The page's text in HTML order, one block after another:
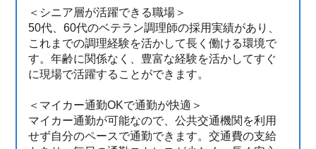
＜シニア層が活躍できる職場＞
50代、60代のベテラン調理師の採用実績があり、
これまでの調理経験を活かして長く働ける環境で
す。年齢に関係なく、豊富な経験を活かしてすぐ
に現場で活躍することができます。
＜マイカー通勤OKで通勤が快適＞
マイカー通勤が可能なので、公共交通機関を利用
せず自分のペースで通勤できます。交通費の支給